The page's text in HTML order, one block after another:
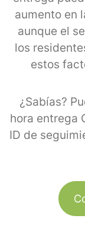
aumento en
aunque el
los
estos
¿Sabías?
hora entrega
ID de